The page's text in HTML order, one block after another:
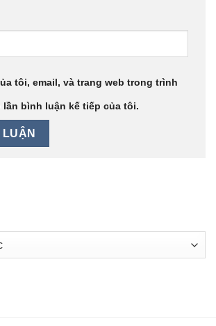
tôi, email, và trang web trong trình
lần bình luận kế tiếp của tôi.